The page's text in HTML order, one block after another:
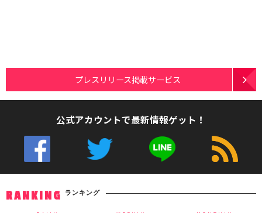
プレスリリース掲載サービス
公式アカウントで最新情報ゲット！
RANKING ランキング